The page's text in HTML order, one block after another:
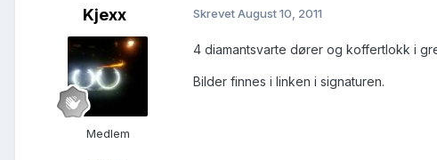
Kjexx
Medlem
SkrevetAugust 10, 2011
4 diamantsvarte dører og koffertlokk i
Bilder finnes i linken i signaturen.